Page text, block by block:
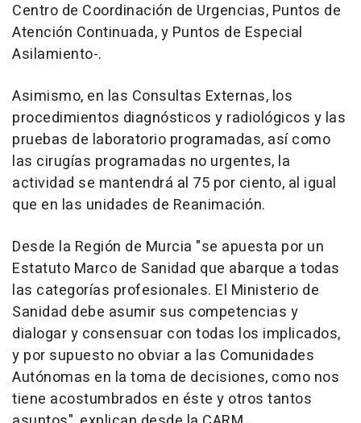
Centro de Coordinación de Urgencias, Puntos de
Atención Continuada, y Puntos de Especial
Asilamiento-.
Asimismo, en las Consultas Externas, los
procedimientos diagnósticos y radiológicos y las
pruebas de laboratorio programadas, así como
las cirugías programadas no urgentes, la
actividad se mantendrá al 75 por ciento, al igual
que en las unidades de Reanimación.
Desde la Región de Murcia "se apuesta por un
Estatuto Marco de Sanidad que abarque a todas
las categorías profesionales. El Ministerio de
Sanidad debe asumir sus competencias y
dialogar y consensuar con todas los implicados,
y por supuesto no obviar a las Comunidades
Autónomas en la toma de decisiones, como nos
tiene acostumbrados en éste y otros tantos